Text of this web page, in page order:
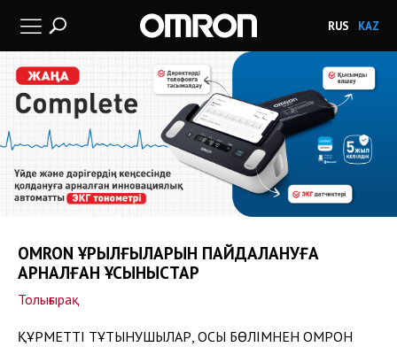
RUS KAZ
OMRON ҚҰРЫЛҒЫЛАРЫН ПАЙДАЛАНУҒА
АРНАЛҒАН ҰСЫНЫСТАР
Толығырақ
ҚҰРМЕТТІ ТҰТЫНУШЫЛАР, ОСЫ БӨЛІМНЕН ОМРОН